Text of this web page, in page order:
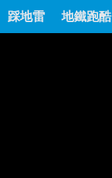
踩地雷 地鐵跑酷